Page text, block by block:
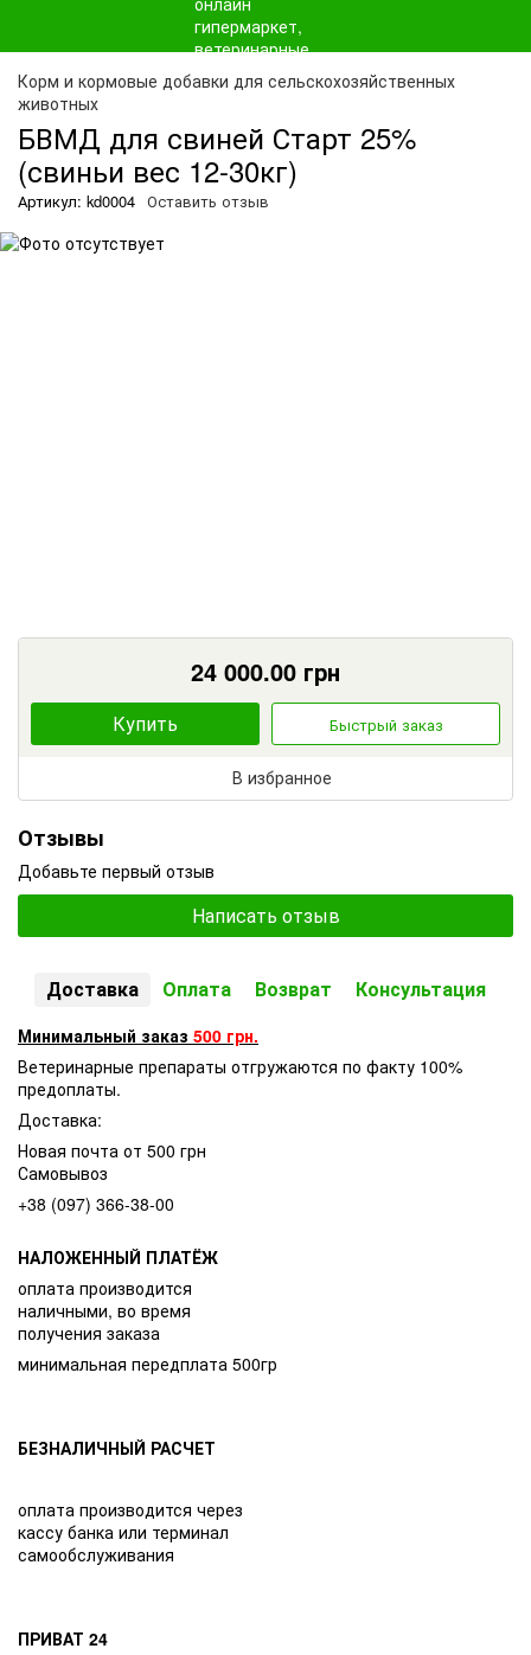
Корм и кормовые добавки для сельскохозяйственных
животных
БВМД для свиней Старт 25%
(свиньи вес 12-30кг)
Артикул: kd0004 Оставить отзыв
24 000.00 грн
Купить Быстрый заказ
В избранное
Отзывы
Добавьте первый отзыв
Написать отзыв
Доставка Оплата Возврат Консультация
Минимальный заказ 500 грн.
Ветеринарные препараты отгружаются по факту 100%
предоплаты.
Доставка:
Новая почта от 500 грн
Самовывоз
+38 (097) 366-38-00
НАЛОЖЕННЫЙ ПЛАТЁЖ
оплата производится
наличными, во время
получения заказа
минимальная передплата 500гр
БЕЗНАЛИЧНЫЙ РАСЧЕТ
оплата производится через
кассу банка или терминал
самообслуживания
ПРИВАТ 24